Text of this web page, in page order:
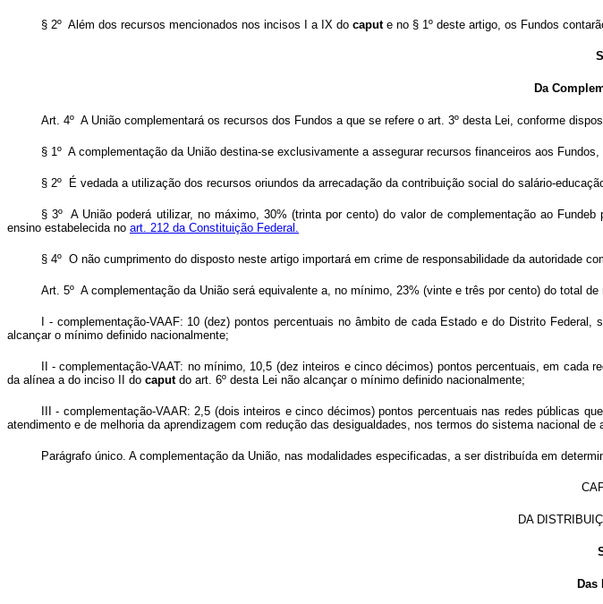
§ 2º Além dos recursos mencionados nos incisos I a IX do caput e no § 1º deste artigo, os Fundos
Da
Art. 4º A União complementará os recursos dos Fundos a que se refere o art. 3º desta Lei, conforme
§ 1º A complementação da União destina-se exclusivamente a assegurar recursos financeiros aos
§ 2º É vedada a utilização dos recursos oriundos da arrecadação da contribuição social do salário-
§ 3º A União poderá utilizar, no máximo, 30% (trinta por cento) do valor de complementação ao
ensino estabelecida no art. 212 da Constituição Federal.
§ 4º O não cumprimento do disposto neste artigo importará em crime de responsabilidade da autoridade
Art. 5º A complementação da União será equivalente a, no mínimo, 23% (vinte e três por cento) do total
I - complementação-VAAF: 10 (dez) pontos percentuais no âmbito de cada Estado e do Distrito
alcançar o mínimo definido nacionalmente;
II - complementação-VAAT: no mínimo, 10,5 (dez inteiros e cinco décimos) pontos percentuais, em
da alínea a do inciso II do caput do art. 6º desta Lei não alcançar o mínimo definido nacionalmente;
III - complementação-VAAR: 2,5 (dois inteiros e cinco décimos) pontos percentuais nas redes públicas
atendimento e de melhoria da aprendizagem com redução das desigualdades, nos termos do sistema nacional
Parágrafo único. A complementação da União, nas modalidades especificadas, a ser distribuída em
DA
Das